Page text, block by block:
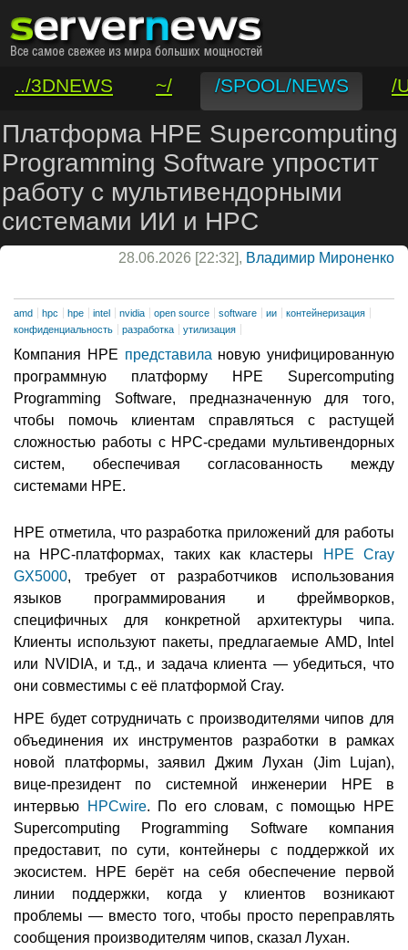
../3DNEWS ~/ /SPOOL/NEWS
/
/VAR/CONTACT
Платформа HPE Supercomputing
Programming Software упростит
работу с мультивендорными
системами ИИ и HPC
28.06.2026 [22:32], Владимир Мироненко
amd hpc hpe intel nvidia open source software ии
контейнеризация
конфиденциальность
разработка утилизация
Компания HPE представила новую унифицированную
программную платформу HPE Supercomputing
Programming Software, предназначенную для того,
чтобы помочь клиентам справляться с растущей
сложностью работы с HPC-средами мультивендорных
систем, обеспечивая согласованность между
системами HPE.
HPE отметила, что разработка приложений для работы
на HPC-платформах, таких как кластеры
HPE Cray
GX5000, требует от разработчиков использования
языков программирования и фреймворков,
специфичных для конкретной архитектуры чипа.
Клиенты используют пакеты, предлагаемые AMD, Intel
или NVIDIA, и т.д., и задача клиента — убедиться, что
они совместимы с её платформой Cray.
HPE будет сотрудничать с производителями чипов для
объединения их инструментов разработки в рамках
новой платформы, заявил Джим Лухан (Jim Lujan),
вице-президент по системной инженерии HPE в
интервью
HPCwire. По его словам, с помощью HPE
Supercomputing Programming Software компания
предоставит, по сути, контейнеры с поддержкой их
экосистем. HPE берёт на себя обеспечение первой
линии поддержки, когда у клиентов возникают
проблемы — вместо того, чтобы просто переправлять
сообщения производителям чипов, сказал Лухан.